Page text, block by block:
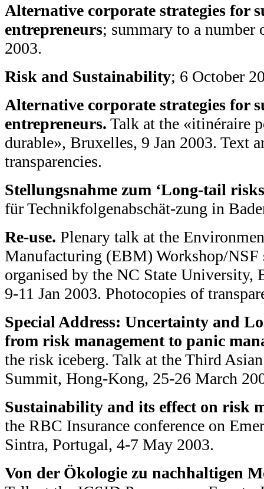
Alternative corporate strategies for
entrepreneurs; summary to a number
2003.
Risk and Sustainability; 6 October
Alternative corporate strategies for
entrepreneurs. Talk at the «itinéraire
durable», Bruxelles, 9 Jan 2003. Text
transparencies.
Stellungsnahme zum ‘Long-tail
für Technikfolgenabschät-zung in
Re-use. Plenary talk at the
Manufacturing (EBM) Workshop/NSF
organised by the NC State University,
9-11 Jan 2003. Photocopies of
Special Address: Uncertainty and
from risk management to panic
the risk iceberg. Talk at the Third
Summit, Hong-Kong, 25-26 March
Sustainability and its effect on risk
the RBC Insurance conference on
Sintra, Portugal, 4-7 May 2003.
Von der Ökologie zu nachhaltigen